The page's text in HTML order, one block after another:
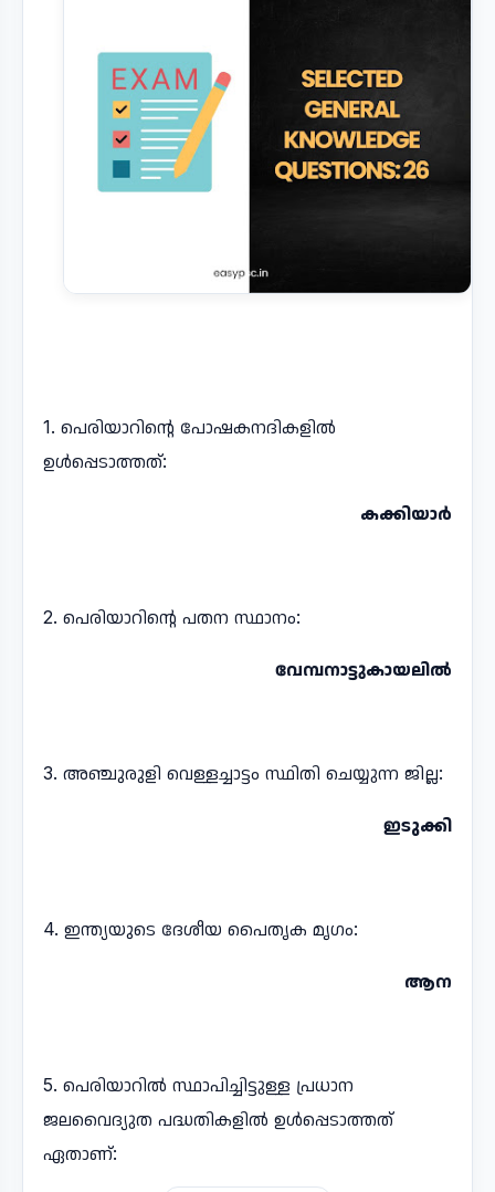
1. പെരിയാറിന്റെ പോഷകനദികളിൽ
ഉൾപ്പെടാത്തത്:
കക്കിയാർ
2. പെരിയാറിന്റെ പതന സ്ഥാനം:
വേമ്പനാട്ടുകായലിൽ
3. അഞ്ചുരുളി വെള്ളച്ചാട്ടം സ്ഥിതി ചെയ്യുന്ന ജില്ല:
ഇടുക്കി
4. ഇന്ത്യയുടെ ദേശീയ പൈതൃക മൃഗം:
ആന
5. പെരിയാറിൽ സ്ഥാപിച്ചിട്ടുള്ള പ്രധാന
ജലവൈദ്യുത പദ്ധതികളിൽ ഉൾപ്പെടാത്തത്
ഏതാണ്: